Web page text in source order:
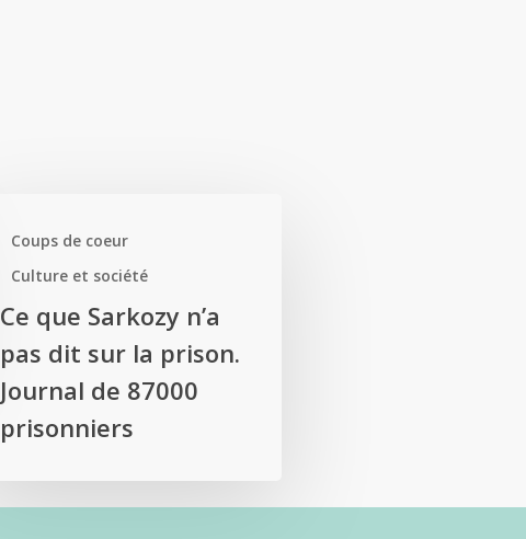
Coups de coeur
Culture et société
Ce que Sarkozy n’a
pas dit sur la prison.
Journal de 87000
prisonniers